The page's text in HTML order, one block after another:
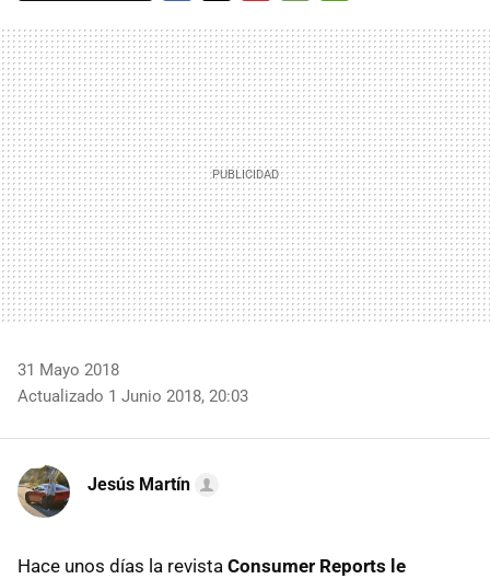
MAIL
31 Mayo 2018
Actualizado 1 Junio 2018, 20:03
Jesús Martín
Hace unos días la revista Consumer Reports le